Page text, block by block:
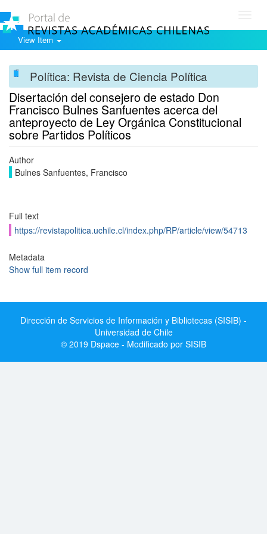
View Item
Política: Revista de Ciencia Política
Disertación del consejero de estado Don
Francisco Bulnes Sanfuentes acerca del
anteproyecto de Ley Orgánica Constitucional
sobre Partidos Políticos
Author
Bulnes Sanfuentes, Francisco
Full text
https://revistapolitica.uchile.cl/index.php/RP/article/view/54713
Metadata
Show full item record
Dirección de Servicios de Información y Bibliotecas (SISIB) -
Universidad de Chile
© 2019 Dspace - Modificado por SISIB